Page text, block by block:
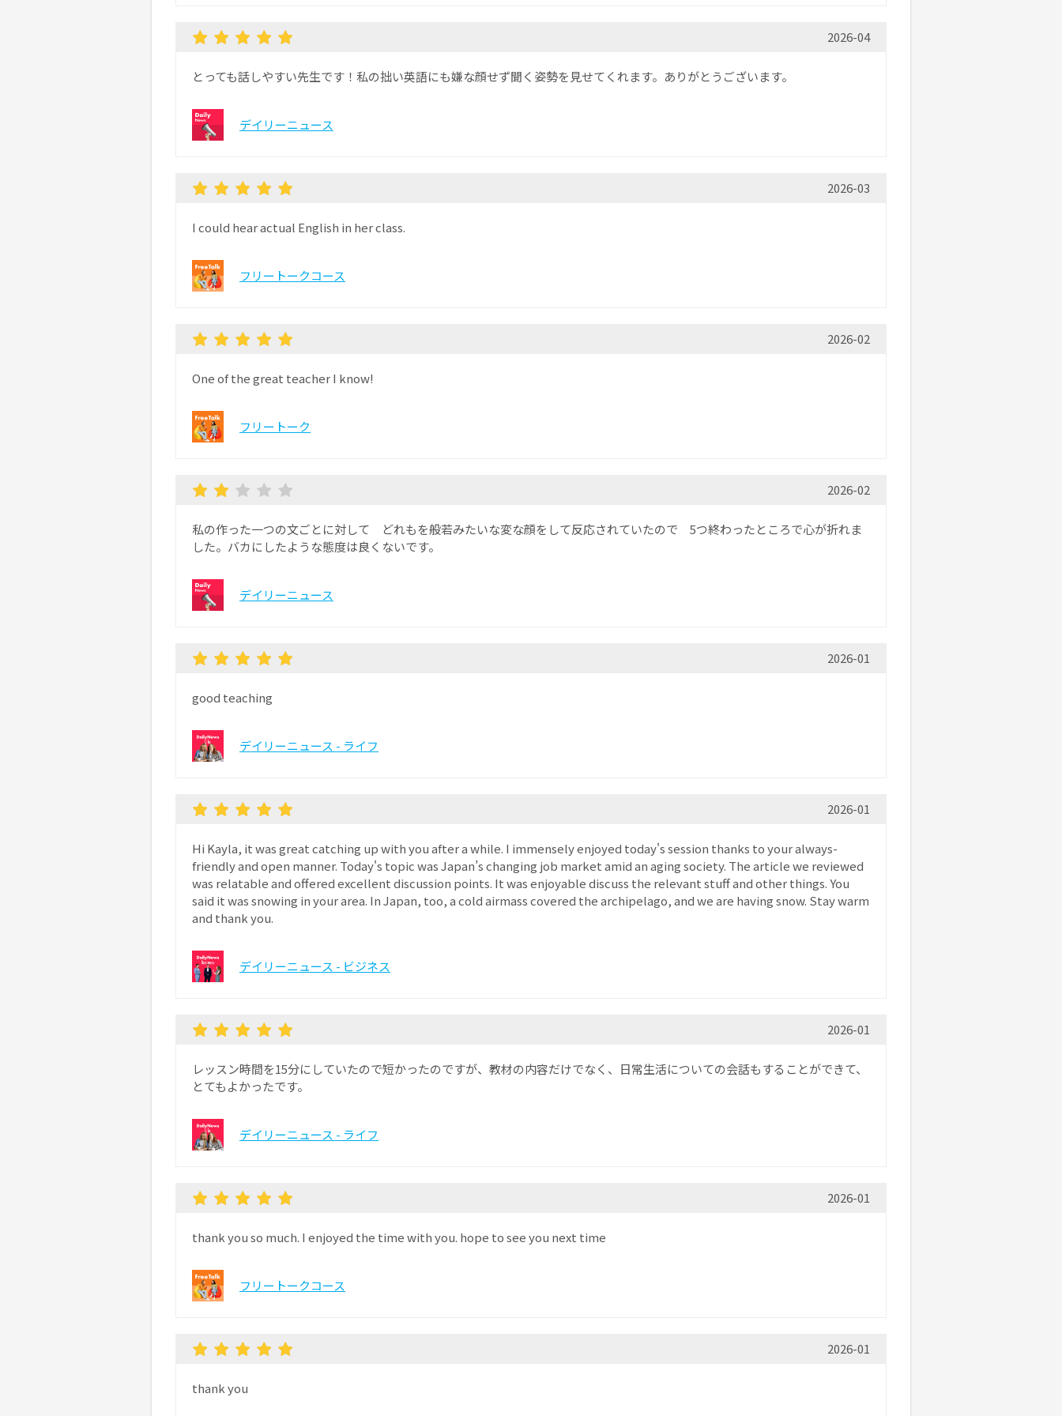
2026-04
とっても話しやすい先生です！私の拙い英語にも嫌な顔せず聞く姿勢を見せてくれます。ありがとうございます。
デイリーニュース
2026-03
I could hear actual English in her class.
フリートークコース
2026-02
One of the great teacher I know!
フリートーク
2026-02
私の作った一つの文ごとに対して どれもを般若みたいな変な顔をして反応されていたので 5つ終わったところで心が折れま
した。バカにしたような態度は良くないです。
デイリーニュース
2026-01
good teaching
デイリーニュース - ライフ
2026-01
Hi Kayla, it was great catching up with you after a while. I immensely enjoyed today's session thanks to your always-
friendly and open manner. Today's topic was Japan’s changing job market amid an aging society. The article we reviewed
was relatable and offered excellent discussion points. It was enjoyable discuss the relevant stuff and other things. You
said it was snowing in your area. In Japan, too, a cold airmass covered the archipelago, and we are having snow. Stay warm
and thank you.
デイリーニュース - ビジネス
2026-01
レッスン時間を15分にしていたので短かったのですが、教材の内容だけでなく、日常生活についての会話もすることができて、
とてもよかったです。
デイリーニュース - ライフ
2026-01
thank you so much. I enjoyed the time with you. hope to see you next time
フリートークコース
2026-01
thank you